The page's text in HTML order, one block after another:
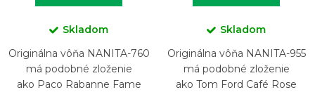
Skladom
Originálna vôňa NANITA-760
má podobné zloženie
ako Paco Rabanne Fame
Skladom
Originálna vôňa NANITA-955
má podobné zloženie
ako Tom Ford Café Rose